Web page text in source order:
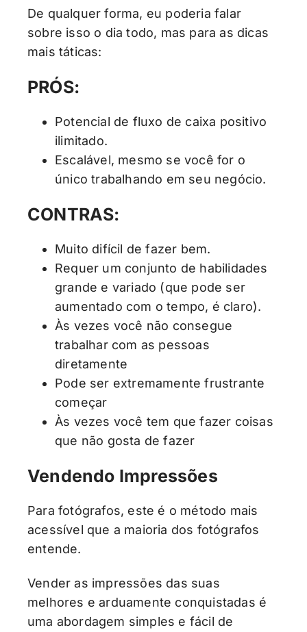
De qualquer forma, eu poderia falar
sobre isso o dia todo, mas para as dicas
mais táticas:
PRÓS:
Potencial de fluxo de caixa positivo
ilimitado.
Escalável, mesmo se você for o
único trabalhando em seu negócio.
CONTRAS:
Muito difícil de fazer bem.
Requer um conjunto de habilidades
grande e variado (que pode ser
aumentado com o tempo, é claro).
Às vezes você não consegue
trabalhar com as pessoas
diretamente
Pode ser extremamente frustrante
começar
Às vezes você tem que fazer coisas
que não gosta de fazer
Vendendo Impressões
Para fotógrafos, este é o método mais
acessível que a maioria dos fotógrafos
entende.
Vender as impressões das suas
melhores e arduamente conquistadas é
uma abordagem simples e fácil de